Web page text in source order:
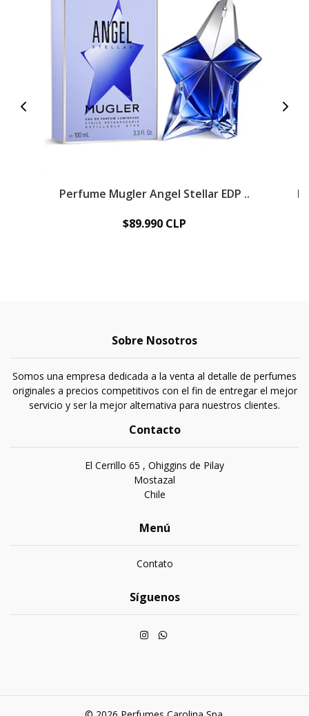
Perfume Mugler Angel Stellar EDP ..
$89.990 CLP
Sobre Nosotros
Somos una empresa dedicada a la venta al detalle de perfumes
originales a precios competitivos con el fin de entregar el mejor
servicio y ser la mejor alternativa para nuestros clientes.
Contacto
El Cerrillo 65 , Ohiggins de Pilay
Mostazal
Chile
Menú
Contato
Síguenos